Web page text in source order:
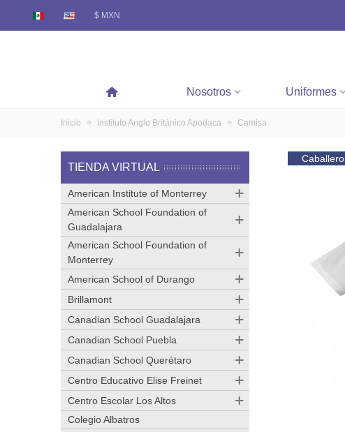
$ MXN
Nosotros Uniformes
Inicio > Instituto Anglo Británico Apodaca > Camisa
TIENDA VIRTUAL
American Institute of Monterrey
American School Foundation of
Guadalajara
American School Foundation of
Monterrey
American School of Durango
Brillamont
Canadian School Guadalajara
Canadian School Puebla
Canadian School Querétaro
Centro Educativo Elise Freinet
Centro Escolar Los Altos
Colegio Albatros
Caballero